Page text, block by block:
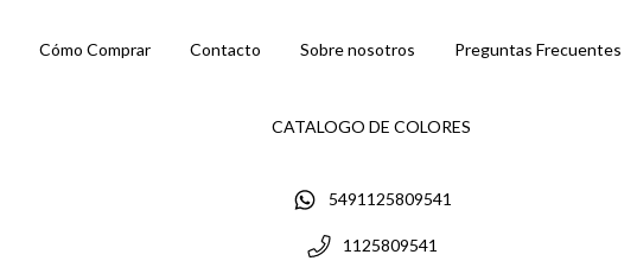
Cómo Comprar Contacto Sobre nosotros Preguntas Frecuentes
CATALOGO DE COLORES
5491125809541
1125809541